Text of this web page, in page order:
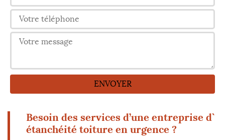
Besoin des services d’une entreprise d`
étanchéité toiture en urgence ?